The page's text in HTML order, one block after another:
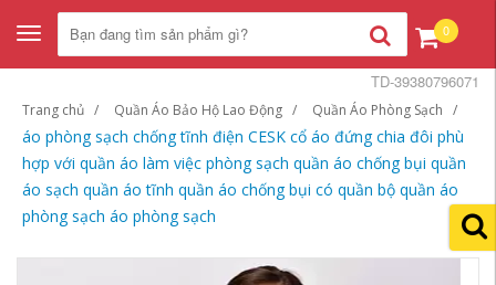
Toggle
navigation
0
Trang chủ Quần Áo Bảo Hộ Lao Động Quần Áo Phòng Sạch
áo phòng sạch chống tĩnh điện CESK cổ áo đứng chia đôi phù
hợp với quần áo làm việc phòng sạch quần áo chống bụi quần
áo sạch quần áo tĩnh quần áo chống bụi có quần bộ quần áo
phòng sạch áo phòng sạch
TD-39380796071